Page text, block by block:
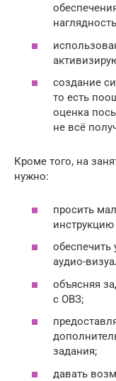
создание
то есть
оценка
не всё
Кроме того, на
нужно:
просить
обеспечить
аудио-
объясняя
с ОВЗ;
задания;
давать